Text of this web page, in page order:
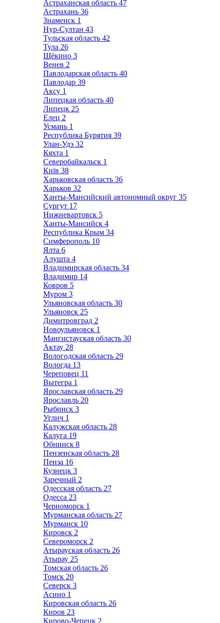
Астраханская область 47
Астрахань 36
Знаменск 1
Нур-Султан 43
Тульская область 42
Тула 26
Щёкино 3
Венев 2
Павлодарская область 40
Павлодар 39
Аксу 1
Липецкая область 40
Липецк 25
Елец 2
Усмань 1
Республика Бурятия 39
Улан-Удэ 32
Кяхта 1
Северобайкальск 1
Київ 38
Харьковская область 36
Харьков 32
Ханты-Мансийский автономный округ 35
Сургут 17
Нижневартовск 5
Ханты-Мансийск 4
Республика Крым 34
Симферополь 10
Ялта 6
Алушта 4
Владимирская область 34
Владимир 14
Ковров 5
Муром 3
Ульяновская область 30
Ульяновск 25
Димитровград 2
Новоульяновск 1
Мангистауская область 30
Актау 28
Вологодская область 29
Вологда 13
Череповец 11
Вытегра 1
Ярославская область 29
Ярославль 20
Рыбинск 3
Углич 1
Калужская область 28
Калуга 19
Обнинск 8
Пензенская область 28
Пенза 16
Кузнецк 3
Заречный 2
Одесская область 27
Одесса 23
Черноморск 1
Мурманская область 27
Мурманск 10
Кировск 2
Североморск 2
Атырауская область 26
Атырау 25
Томская область 26
Томск 20
Северск 3
Асино 1
Кировская область 26
Киров 23
Кирово-Чепецк 2